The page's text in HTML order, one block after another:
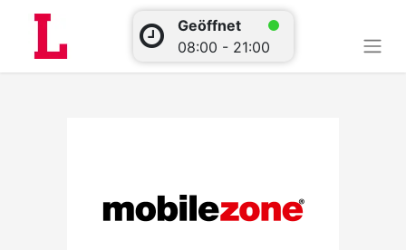
Geöffnet
08:00 - 21:00